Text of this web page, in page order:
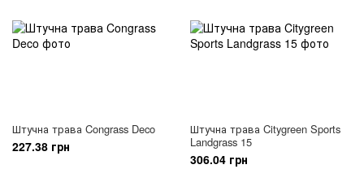
Штучна трава Congrass Deco
227.38 грн
Штучна трава Citygreen Sports
Landgrass 15
306.04 грн